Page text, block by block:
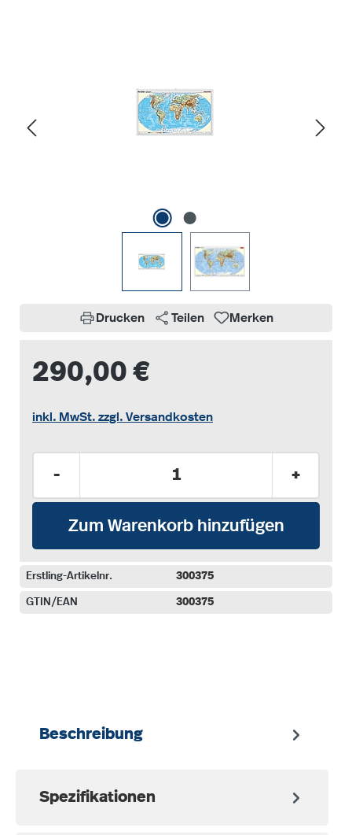
Drucken Teilen Merken
290,00 €
inkl. MwSt. zzgl. Versandkosten
- +
Zum Warenkorb hinzufügen
Erstling-Artikelnr. 300375
GTIN/EAN 300375
Beschreibung
Spezifikationen